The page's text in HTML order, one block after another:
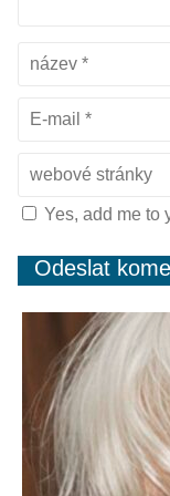
Yes, add me to